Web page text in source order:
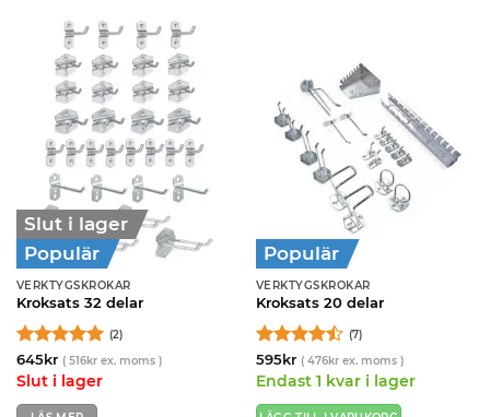
Slut i lager
Populär
VERKTYGSKROKAR
Kroksats 32 delar
Betygsatt5
av 5
(2)
645kr ( 516krex. moms )
Slut i lager
Populär
VERKTYGSKROKAR
Kroksats 20 delar
Betygsatt
4.43av 5
(7)
595kr ( 476krex. moms )
Endast 1 kvar i lager